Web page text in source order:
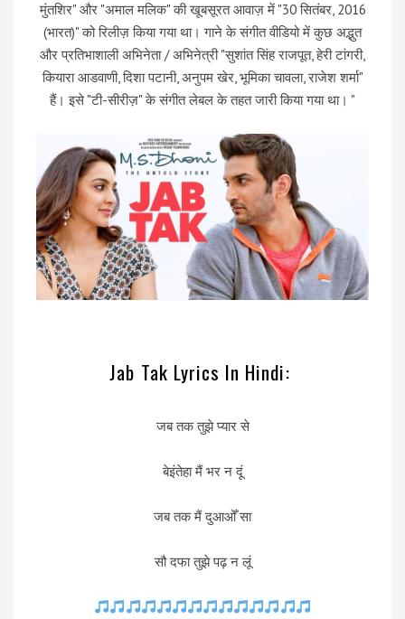
मुंतशिर" और "अमाल मलिक" की खूबसूरत आवाज़ में "30 सितंबर, 2016
(भारत)" को रिलीज़ किया गया था। गाने के संगीत वीडियो में कुछ अद्भुत
और प्रतिभाशाली अभिनेता / अभिनेत्री "सुशांत सिंह राजपूत, हेरी टांगरी,
कियारा आडवाणी, दिशा पटानी, अनुपम खेर, भूमिका चावला, राजेश शर्मा"
हैं। इसे "टी-सीरीज़" के संगीत लेबल के तहत जारी किया गया था। "
Jab Tak Lyrics In Hindi:
जब तक तुझे प्यार से
बेइंतेहा मैं भर न दूं
जब तक मैं दुआओँ सा
सौ दफा तुझे पढ़ न लूं